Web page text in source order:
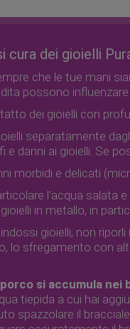
cura dei gioielli
che le tue mani
possono
dei gioielli con
separatamente
e danni ai gioielli. Se
morbidi e delicati
l'acqua salata
in metallo, in
gioielli, non
lo sfregamento con
si accumula
tiepida a cui hai
spazzolare il